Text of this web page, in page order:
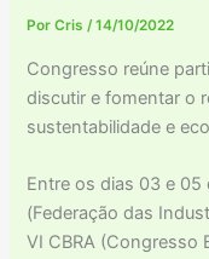
PorCris/14/10/2022
Congresso reúne
discutir e fomentar o
sustentabilidade e
Entre os dias 03 e 05
(Federação das
VI CBRA (Congresso